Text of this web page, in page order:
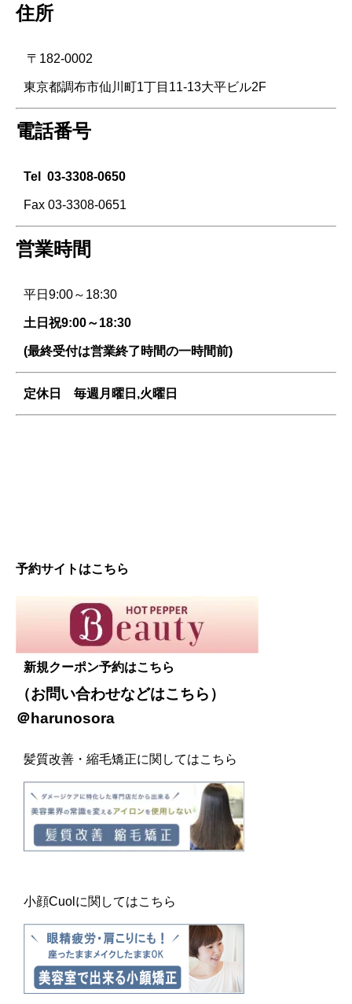
住所
〒182-0002
東京都調布市仙川町1丁目11-13大平ビル2F
電話番号
Tel 03-3308-0650
Fax 03-3308-0651
営業時間
平日9:00～18:30
土日祝9:00～18:30
(最終受付は営業終了時間の一時間前)
定休日 毎週 月曜日,火曜日
予約サイトはこちら
新規クーポン予約はこちら
（お問い合わせなどはこちら ）
＠harunosora
髪質改善・縮毛矯正に関してはこちら
小顔Cuolに関してはこちら